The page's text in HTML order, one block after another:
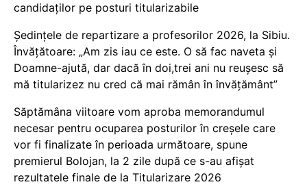
candidaților pe posturi titularizabile
Ședințele de repartizare a profesorilor 2026, la Sibiu.
Învățătoare: „Am zis iau ce este. O să fac naveta și
Doamne-ajută, dar dacă în doi,trei ani nu reușesc să
mă titularizez nu cred că mai rămân în învățământ”
Săptămâna viitoare vom aproba memorandumul
necesar pentru ocuparea posturilor în creșele care
vor fi finalizate în perioada următoare, spune
premierul Bolojan, la 2 zile după ce s-au afișat
rezultatele finale de la Titularizare 2026